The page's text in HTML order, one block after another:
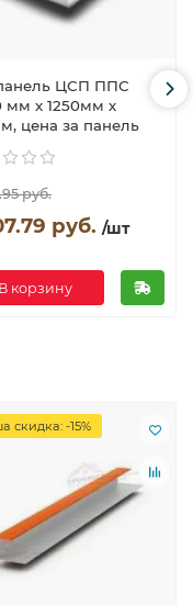
ЦСП ППС
мм х 1250мм х
цена за панель
руб.
руб. /шт
В корзину
скидка: -15%